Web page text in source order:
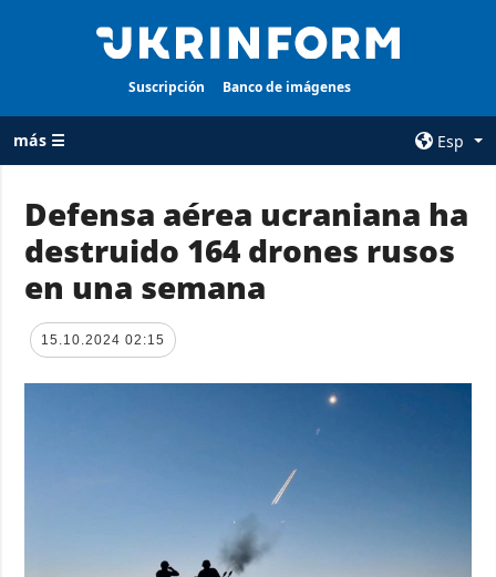
Suscripción Banco de imágenes
más ☰
Esp
TODAS LAS
Guerra
Reconstrucción
AGENCIA
servicios
Defensa aérea ucraniana ha
destruido 164 drones rusos
en una semana
15.10.2024 02:15